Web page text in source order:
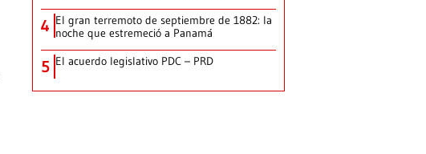
4 El gran terremoto de septiembre de 1882: la
noche que estremeció a Panamá
5 El acuerdo legislativo PDC – PRD